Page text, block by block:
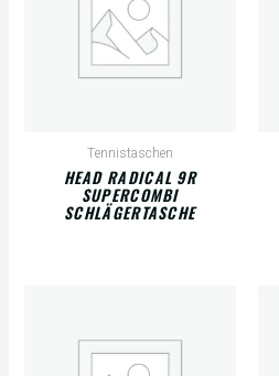
Tennistaschen
HEAD RADICAL 9R
SUPERCOMBI
SCHLÄGERTASCHE